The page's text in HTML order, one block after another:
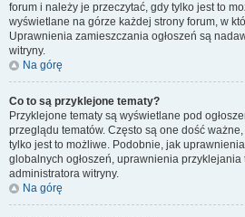
forum i należy je przeczytać, gdy tylko jest to
wyświetlane na górze każdej strony forum, w
Uprawnienia zamieszczania ogłoszeń są
witryny.
Na górę
Co to są przyklejone tematy?
Przyklejone tematy są wyświetlane pod
przeglądu tematów. Często są one dość
tylko jest to możliwe. Podobnie, jak
globalnych ogłoszeń, uprawnienia
administratora witryny.
Na górę